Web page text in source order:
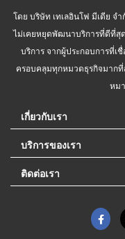
โดย บริษัท เทเลอินโฟ มีเดีย จ
ไม่เคยหยุดพัฒนาบริการที่ดีที่สุ
บริการ จากผู้ประกอบการที่เ
ครอบคลุมทุกหมวดธุรกิจมากที่
หม
เกี่ยวกับเรา
บริการของเรา
ติดต่อเรา